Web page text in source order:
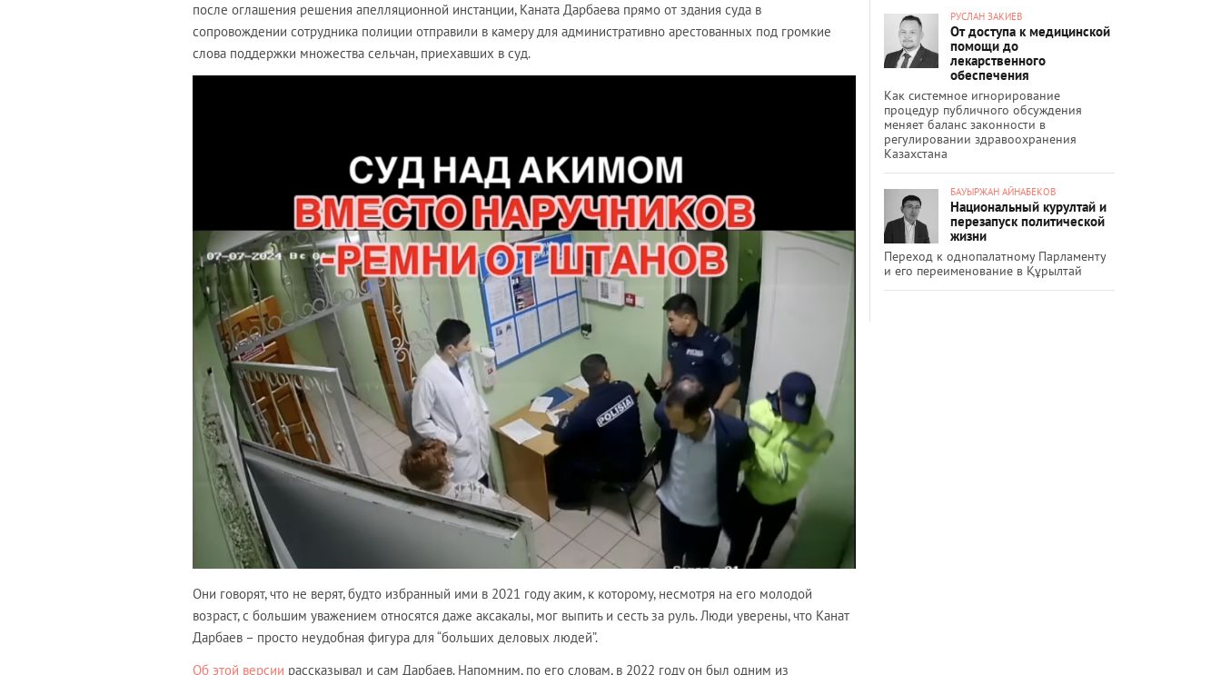
после оглашения решения апелляционной инстанции, Каната Дарбаева прямо от здания суда в
сопровождении сотрудника полиции отправили в камеру для административно арестованных под громкие
слова поддержки множества сельчан, приехавших в суд.
Они говорят, что не верят, будто избранный ими в 2021 году аким, к которому, несмотря на его молодой
возраст, с большим уважением относятся даже аксакалы, мог выпить и сесть за руль. Люди уверены, что Канат
Дарбаев – просто неудобная фигура для “больших деловых людей”.
Об этой версии рассказывал и сам Дарбаев. Напомним, по его словам, в 2022 году он был одним из
РУСЛАН ЗАКИЕВ
От доступа к медицинской
помощи до
лекарственного
обеспечения
Как системное игнорирование
процедур публичного обсуждения
меняет баланс законности в
регулировании здравоохранения
Казахстана
БАУЫРЖАН АЙНАБЕКОВ
Национальный курултай и
перезапуск политической
жизни
Переход к однопалатному Парламенту
и его переименование в Құрылтай